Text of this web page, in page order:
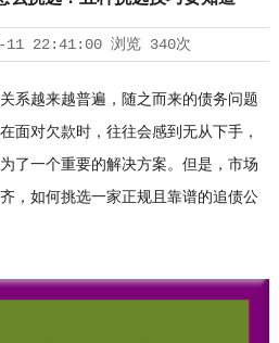
11 22:41:00浏览 340次
越来越普遍，随之而来的债务问题
面对欠款时，往往会感到无从下手，
了一个重要的解决方案。但是，市场
，如何挑选一家正规且靠谱的追债公